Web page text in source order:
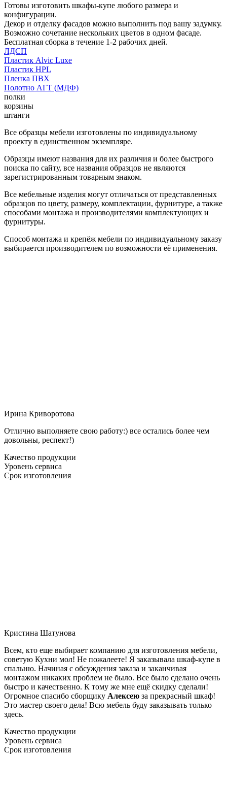
Готовы изготовить шкафы-купе любого размера и
конфигурации.
Декор и отделку фасадов можно выполнить под вашу задумку.
Возможно сочетание нескольких цветов в одном фасаде.
Бесплатная сборка в течение 1-2 рабочих дней.
ЛДСП
Пластик Alvic Luxe
Пластик HPL
Пленка ПВХ
Полотно АГТ (МДФ)
полки
корзины
штанги
Все образцы мебели изготовлены по индивидуальному
проекту в единственном экземпляре.
Образцы имеют названия для их различия и более быстрого
поиска по сайту, все названия образцов не являются
зарегистрированным товарным знаком.
Все мебельные изделия могут отличаться от представленных
образцов по цвету, размеру, комплектации, фурнитуре, а также
способами монтажа и производителями комплектующих и
фурнитуры.
Способ монтажа и крепёж мебели по индивидуальному заказу
выбирается производителем по возможности её применения.
Ирина Криворотова
Отлично выполняете свою работу:) все остались более чем
довольны, респект!)
Качество продукции
Уровень сервиса
Срок изготовления
Кристина Шатунова
Всем, кто еще выбирает компанию для изготовления мебели,
советую Кухни мол! Не пожалеете! Я заказывала шкаф-купе в
спальню. Начиная с обсуждения заказа и заканчивая
монтажом никаких проблем не было. Все было сделано очень
быстро и качественно. К тому же мне ещё скидку сделали!
Огромное спасибо сборщику Алексею за прекрасный шкаф!
Это мастер своего дела! Всю мебель буду заказывать только
здесь.
Качество продукции
Уровень сервиса
Срок изготовления